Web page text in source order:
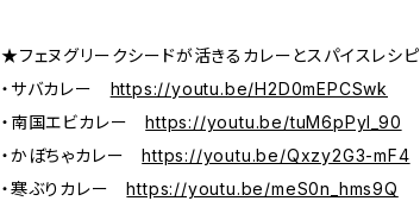
★フェヌグリークシードが活きるカレーとスパイスレシピ
・サバカレー https://youtu.be/H2D0mEPCSwk
・南国エビカレーhttps://youtu.be/tuM6pPyI_90
・かぼちゃカレーhttps://youtu.be/Qxzy2G3-mF4
・寒ぶりカレーhttps://youtu.be/meS0n_hms9Q